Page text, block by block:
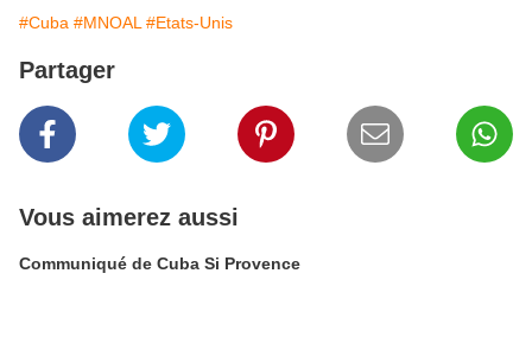
#Cuba #MNOAL #Etats-Unis
Partager
Vous aimerez aussi
Communiqué de Cuba Si Provence